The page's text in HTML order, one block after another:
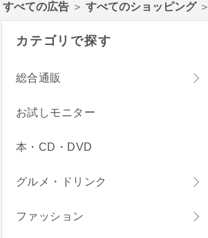
すべての広告 ＞ すべてのショッピング＞
カテゴリで探す
総合通販
お試しモニター
本・CD・DVD
グルメ・ドリンク
ファッション